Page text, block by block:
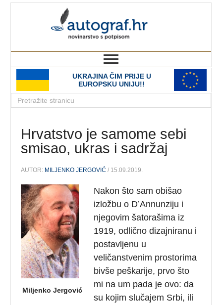
UKRAJINA ČIM PRIJE U
EUROPSKU UNIJU!!
Hrvatstvo je samome sebi
smisao, ukras i sadržaj
AUTOR: MILJENKO JERGOVIĆ / 15.09.2019.
Miljenko Jergović
Nakon što sam obišao
izložbu o D’Annunziju i
njegovim šatorašima iz
1919, odlično dizajniranu i
postavljenu u
veličanstvenim prostorima
bivše peškarije, prvo što
mi na um pada je ovo: da
su kojim slučajem Srbi, ili